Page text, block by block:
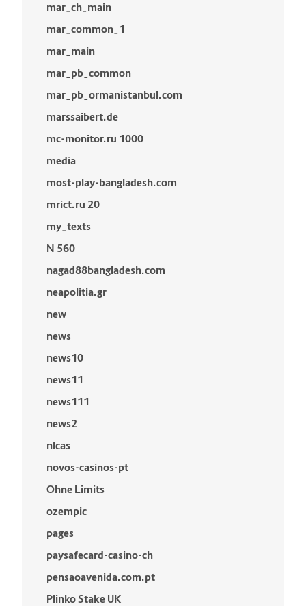
mar_ch_main
mar_common_1
mar_main
mar_pb_common
mar_pb_ormanistanbul.com
marssaibert.de
mc-monitor.ru 1000
media
most-play-bangladesh.com
mrict.ru 20
my_texts
N 560
nagad88bangladesh.com
neapolitia.gr
new
news
news10
news11
news111
news2
nlcas
novos-casinos-pt
Ohne Limits
ozempic
pages
paysafecard-casino-ch
pensaoavenida.com.pt
Plinko Stake UK